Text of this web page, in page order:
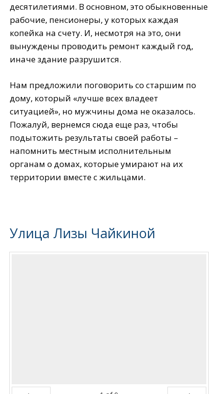
десятилетиями. В основном, это обыкновенные
рабочие, пенсионеры, у которых каждая
копейка на счету. И, несмотря на это, они
вынуждены проводить ремонт каждый год,
иначе здание разрушится.
Нам предложили поговорить со старшим по
дому, который «лучше всех владеет
ситуацией», но мужчины дома не оказалось.
Пожалуй, вернемся сюда еще раз, чтобы
подытожить результаты своей работы –
напомнить местным исполнительным
органам о домах, которые умирают на их
территории вместе с жильцами.
Улица Лизы Чайкиной